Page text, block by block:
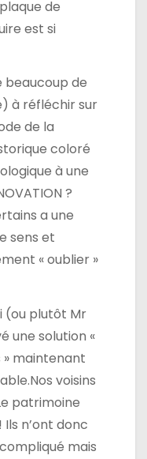
de
est si
beaucoup de
à réfléchir sur
de la
coloré
à une
?
a une
sens et
« oublier »
(ou plutôt Mr
une solution «
» maintenant
voisins
patrimoine
n’ont donc
mais